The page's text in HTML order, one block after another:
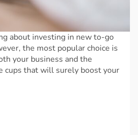
about investing in new to-go
the most popular choice is
your business and the
cups that will surely boost your